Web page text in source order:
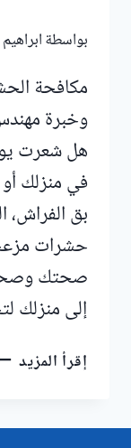
بواسطة
مكافحة
هل شعرت
في منزلك
بق الفراش،
حشرات
صحتك
إلى منزلك
إقرأ المزيد